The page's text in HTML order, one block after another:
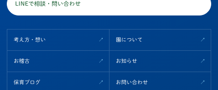
LINEで相談・問い合わせ
考え方・想い 園について
お稽古 お知らせ
保育ブログ お問い合わせ